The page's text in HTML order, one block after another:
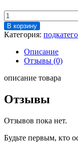
Количество
товара
Приводной
В корзину
Категория:
Описание
Отзывы (0)
описание товара
Отзывы
Отзывов пока нет.
Будьте первым, кто